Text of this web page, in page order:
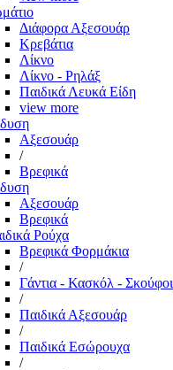
Διάφορα Αξεσουάρ
Κρεβάτια
Λίκνο
Λίκνο - Ρηλάξ
Παιδικά Λευκά Είδη
view more
Αξεσουάρ
/
Βρεφικά
Αξεσουάρ
Βρεφικά
Ρούχα
Βρεφικά Φορμάκια
/
Γάντια - Κασκόλ - Σκούφοι
/
Παιδικά Αξεσουάρ
/
Παιδικά Εσώρουχα
/